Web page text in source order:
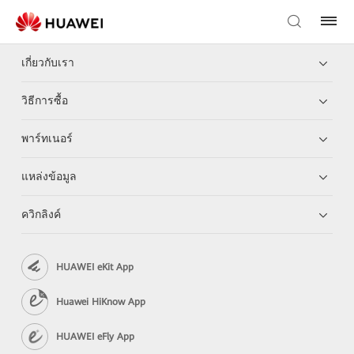
เกี่ยวกับเรา
วิธีการซื้อ
พาร์ทเนอร์
แหล่งข้อมูล
ควิกลิงค์
HUAWEI eKit App
Huawei HiKnow App
HUAWEI eFly App